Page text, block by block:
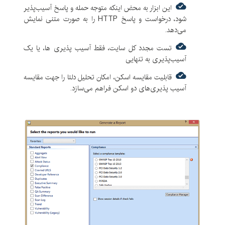
این ابزار به محض اینکه متوجه حمله و پاسخ آسیب‌پذیر
‌شود، درخواست و پاسخ HTTP را به صورت متنی نمایش
می‌دهد.
تست مجدد کل سایت، فقط آسیب پذیری ‌ها، یا یک
آسیب‌پذیری به تنهایی
قابلیت مقایسه اسکن، امکان تحلیل دلتا را جهت مقایسه
آسیب‌ پذیری‌های دو اسکن فراهم می‌سازد.
دارای محیط کاربر پسند
قابلیت اسکن سرویس های شبکه